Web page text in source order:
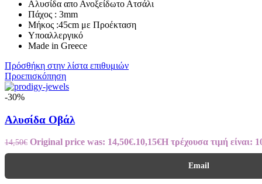
Αλυσίδα απο Ανοξείδωτο Ατσάλι
Πάχος : 3mm
Μήκος :45cm με Προέκταση
Υποαλλεργικό
Made in Greece
Πρόσθήκη στην λίστα επιθυμιών
Προεπισκόπηση
-30%
Αλυσίδα Οβάλ
14,50€ Original price was: 14,50€.10,15€Η τρέχουσα τιμή είναι:
Email